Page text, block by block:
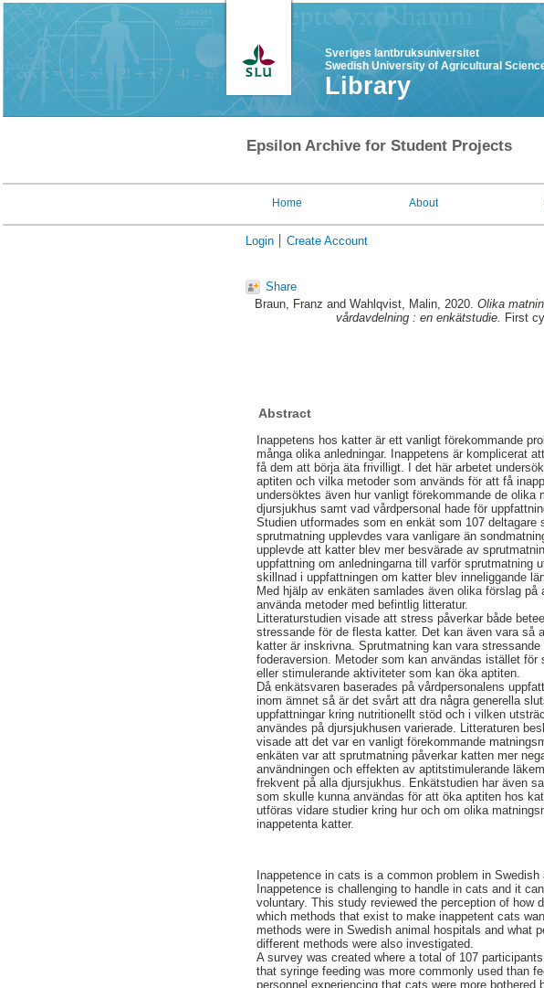
Sveriges lantbruksuniversitet
Swedish University of Agricultural
Library
Epsilon Archive for Student Projects
Home About
Login Create Account
Share
Braun, Franz and Wahlqvist, Malin, 2020. Olika
vårdavdelning : en enkätstudie. First
Abstract
Inappetens hos katter är ett vanligt förekommande
många olika anledningar. Inappetens är komplicerat
få dem att börja äta frivilligt. I det här arbetet
aptiten och vilka metoder som används för att få
undersöktes även hur vanligt förekommande de olika
djursjukhus samt vad vårdpersonal hade för
Studien utformades som en enkät som 107
sprutmatning upplevdes vara vanligare än
upplevde att katter blev mer besvärade av
uppfattning om anledningarna till varför sprutmatning
skillnad i uppfattningen om katter blev inneliggande
Med hjälp av enkäten samlades även olika förslag
använda metoder med befintlig litteratur.
Litteraturstudien visade att stress påverkar både
stressande för de flesta katter. Det kan även vara så
katter är inskrivna. Sprutmatning kan vara
foderaversion. Metoder som kan användas istället
eller stimulerande aktiviteter som kan öka aptiten.
Då enkätsvaren baserades på vårdpersonalens
inom ämnet så är det svårt att dra några generella
uppfattningar kring nutritionellt stöd och i vilken
användes på djursjukhusen varierade. Litteraturen
visade att det var en vanligt förekommande
enkäten var att sprutmatning påverkar katten mer
användningen och effekten av aptitstimulerande
frekvent på alla djursjukhus. Enkätstudien har även
som skulle kunna användas för att öka aptiten hos
utföras vidare studier kring hur och om olika
inappetenta katter.
Inappetence in cats is a common problem in
Inappetence is challenging to handle in cats and it
voluntary. This study reviewed the perception of how
which methods that exist to make inappetent cats
methods were in Swedish animal hospitals and what
different methods were also investigated.
A survey was created where a total of 107
that syringe feeding was more commonly used than
personnel experiencing that cats were more